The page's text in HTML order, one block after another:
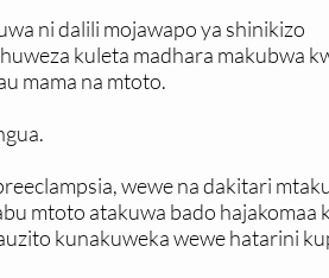
ni dalili mojawapo ya shinikizo
kuleta madhara makubwa
mama na mtoto.
wewe na dakitari
mtoto atakuwa bado hajakomaa
kunakuweka wewe hatarini